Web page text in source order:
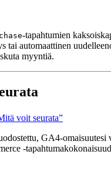
-tapahtumien
tai automaattinen
myyntiä.
voit seurata”
GA4-omaisuutesi
-